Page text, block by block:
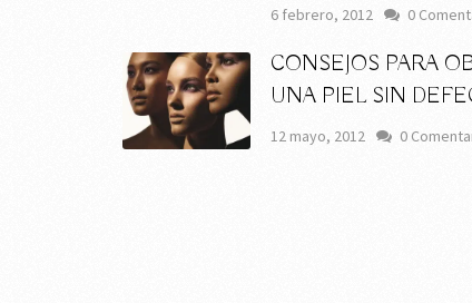
6 febrero, 2012 0
CONSEJOS PARA
UNA PIEL SIN
12 mayo, 2012 0